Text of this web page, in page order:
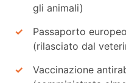
gli animali)
Passaporto
(rilasciato dal
Vaccinazione